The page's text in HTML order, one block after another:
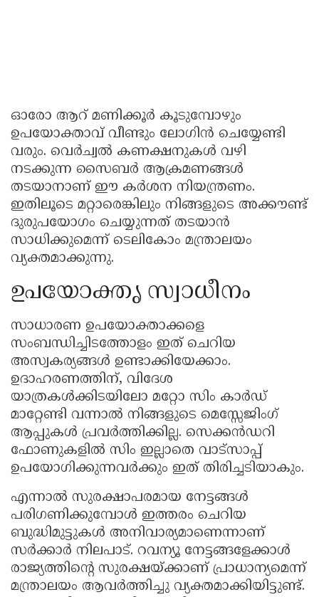
ഓരോ ആറ് മണിക്കൂർ കൂടുമ്പോഴും
ഉപയോക്താവ് വീണ്ടും ലോഗിൻ ചെയ്യേണ്ടി
വരും. വെർച്വൽ കണക്ഷനുകൾ വഴി
നടക്കുന്ന സൈബർ ആക്രമണങ്ങൾ
തടയാനാണ് ഈ കർശന നിയന്ത്രണം.
ഇതിലൂടെ മറ്റാരെങ്കിലും നിങ്ങളുടെ അക്കൗണ്ട്
ദുരുപയോഗം ചെയ്യുന്നത് തടയാൻ
സാധിക്കുമെന്ന് ടെലികോം മന്ത്രാലയം
വ്യക്തമാക്കുന്നു.
ഉപയോക്തൃ സ്വാധീനം
സാധാരണ ഉപയോക്താക്കളെ
സംബന്ധിച്ചിടത്തോളം ഇത് ചെറിയ
അസ്വകര്യങ്ങൾ ഉണ്ടാക്കിയേക്കാം.
ഉദാഹരണത്തിന്, വിദേശ
യാത്രകൾക്കിടയിലോ മറ്റോ സിം കാർഡ്
മാറ്റേണ്ടി വന്നാൽ നിങ്ങളുടെ മെസ്സേജിംഗ്
ആപ്പുകൾ പ്രവർത്തിക്കില്ല. സെക്കൻഡറി
ഫോണുകളിൽ സിം ഇല്ലാതെ വാട്സാപ്പ്
ഉപയോഗിക്കുന്നവർക്കും ഇത് തിരിച്ചടിയാകും.
എന്നാൽ സുരക്ഷാപരമായ നേട്ടങ്ങൾ
പരിഗണിക്കുമ്പോൾ ഇത്തരം ചെറിയ
ബുദ്ധിമുട്ടുകൾ അനിവാര്യമാണെന്നാണ്
സർക്കാർ നിലപാട്. റവന്യൂ നേട്ടങ്ങളേക്കാൾ
രാജ്യത്തിന്റെ സുരക്ഷയ്ക്കാണ് പ്രാധാന്യമെന്ന്
മന്ത്രാലയം ആവർത്തിച്ചു വ്യക്തമാക്കിയിട്ടുണ്ട്.